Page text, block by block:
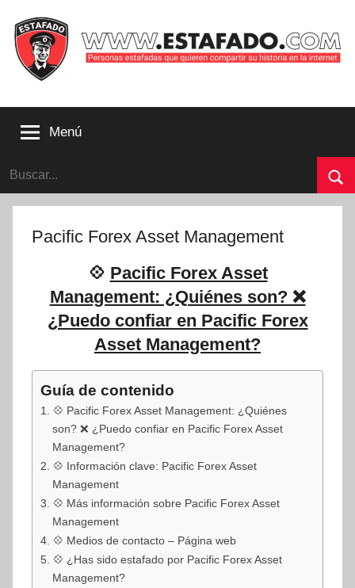
contenido
que
compartir
su
Estafado.com
Menú
Buscar:
Pacific Forex Asset Management
💠 Pacific Forex Asset
Management: ¿Quiénes son? ❌
¿Puedo confiar en Pacific Forex
Asset Management?
Guía de contenido
💠 Pacific Forex Asset Management: ¿Quiénes
son? ❌ ¿Puedo confiar en Pacific Forex Asset
Management?
💠 Información clave: Pacific Forex Asset
Management
💠 Más información sobre Pacific Forex Asset
Management
💠 Medios de contacto – Página web
💠 ¿Has sido estafado por Pacific Forex Asset
Management?